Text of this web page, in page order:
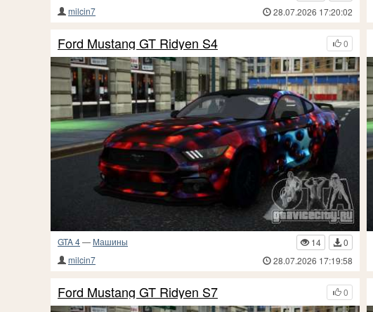
milcin7
28.07.2026 17:20:02
0
Ford Mustang GT Ridyen S4
GTA 4— Машины 14
0
milcin7
28.07.2026 17:19:58
0
Ford Mustang GT Ridyen S7